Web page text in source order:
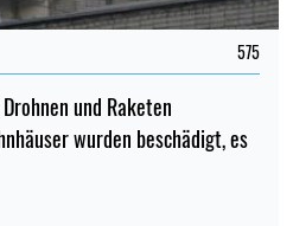
575
und Raketen
wurden beschädigt, es